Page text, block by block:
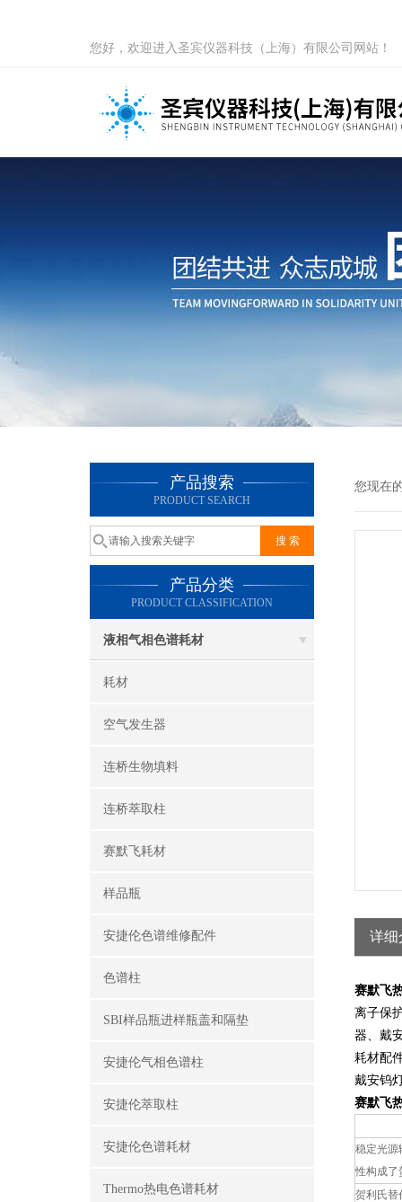
您好，欢迎进入圣宾仪器科技（上海）有限公司网站！
产品搜索
PRODUCT SEARCH
产品分类
PRODUCT CLASSIFICATION
液相气相色谱耗材
耗材
空气发生器
连桥生物填料
连桥萃取柱
赛默飞耗材
样品瓶
安捷伦色谱维修配件
色谱柱
SBI样品瓶进样瓶盖和隔垫
安捷伦气相色谱柱
安捷伦萃取柱
安捷伦色谱耗材
Thermo热电色谱耗材
您现在
详细
赛默飞
离子保
器、戴
耗材配
戴安钨
赛默飞
稳定光源
性构成了
贺利氏替